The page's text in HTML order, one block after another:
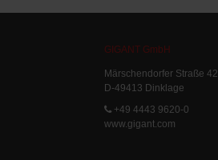
GIGANT GmbH
Märschendorfer Straße 42
D-49413 Dinklage
+49 4443 9620-0
www.gigant.com